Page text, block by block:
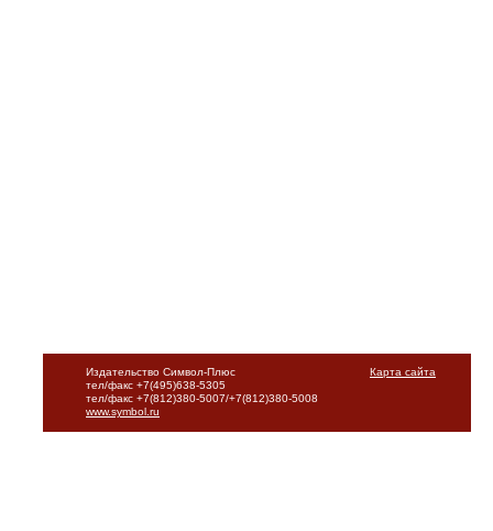
Карта сайта
Издательство Символ-Плюс
тел/факс +7(495)638-5305
тел/факс +7(812)380-5007/+7(812)380-5008
www.symbol.ru